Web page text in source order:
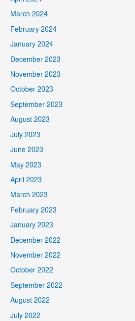
March 2024
February 2024
January 2024
December 2023
November 2023
October 2023
September 2023
August 2023
July 2023
June 2023
May 2023
April 2023
March 2023
February 2023
January 2023
December 2022
November 2022
October 2022
September 2022
August 2022
July 2022